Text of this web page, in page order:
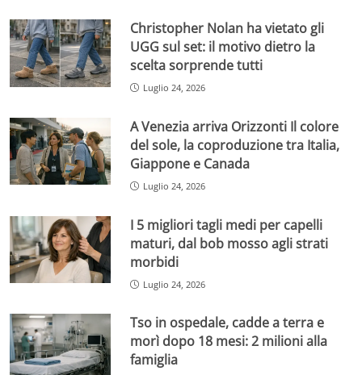
Christopher Nolan ha vietato gli
UGG sul set: il motivo dietro la
scelta sorprende tutti
Luglio 24, 2026
A Venezia arriva Orizzonti Il colore
del sole, la coproduzione tra Italia,
Giappone e Canada
Luglio 24, 2026
I 5 migliori tagli medi per capelli
maturi, dal bob mosso agli strati
morbidi
Luglio 24, 2026
Tso in ospedale, cadde a terra e
morì dopo 18 mesi: 2 milioni alla
famiglia